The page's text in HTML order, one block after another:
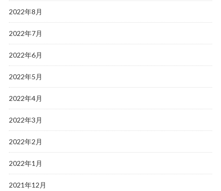
2022年8月
2022年7月
2022年6月
2022年5月
2022年4月
2022年3月
2022年2月
2022年1月
2021年12月